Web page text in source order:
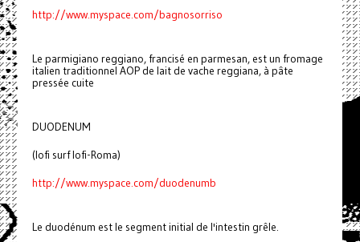
http://www.myspace.com/bagnosorriso
Le parmigiano reggiano, francisé en parmesan, est un fromage
italien traditionnel AOP de lait de vache reggiana, à pâte
pressée cuite
DUODENUM
(lofi surf lofi-Roma)
http://www.myspace.com/duodenumb
Le duodénum est le segment initial de l'intestin grêle.